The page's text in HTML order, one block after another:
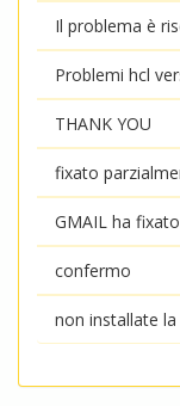
Il problema è
Problemi hcl
THANK YOU
fixato
GMAIL ha
confermo
non installate la